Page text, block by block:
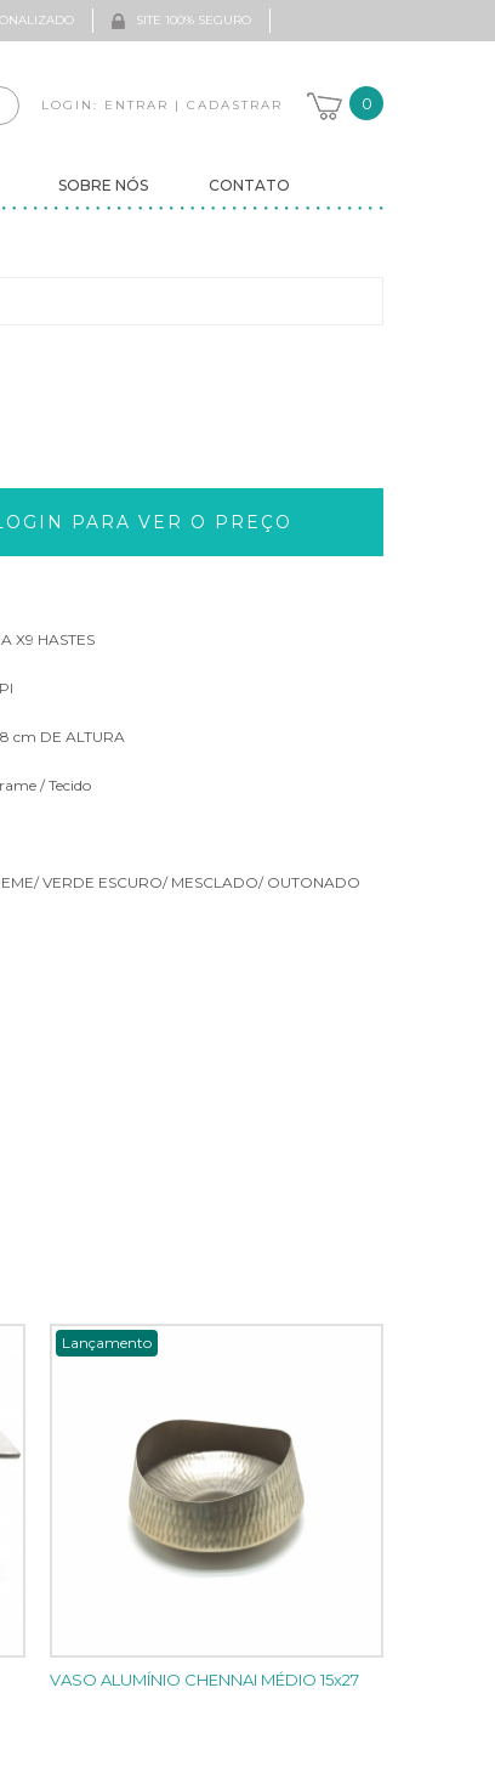
SITE 100% SEGURO
0
LOGIN: ENTRAR | CADASTRAR
SOBRE NÓS CONTATO
X9 HASTES
cm DE ALTURA
/ Tecido
VERDE ESCURO/ MESCLADO/ OUTONADO
Lançamento
VASO ALUMÍNIO CHENNAI MÉDIO 15x27